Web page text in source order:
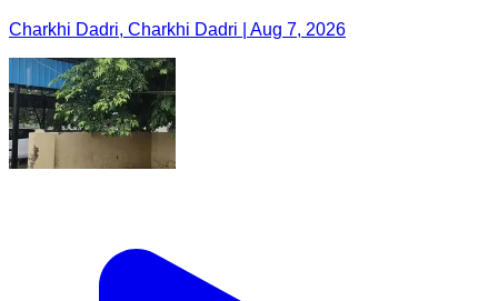
Charkhi Dadri, Charkhi Dadri | Aug 7, 2026